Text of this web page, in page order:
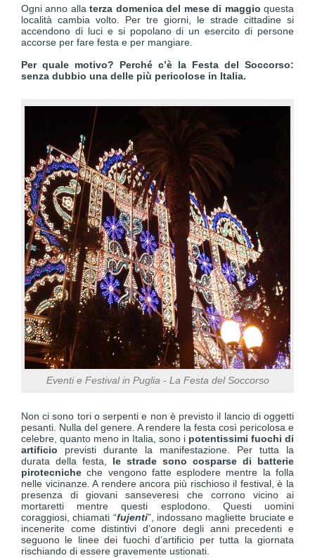
Ogni anno allaterza domenica del mese di maggio questa
località cambia volto. Per tre giorni, le strade cittadine si
accendono di luci e si popolano di un esercito di persone
accorse per fare festa e per mangiare.
Per quale motivo?
Perché c’è la Festa del Soccorso:
senza dubbio una delle più pericolose in Italia.
Eventi e Festival in Puglia - La Festa del Soccorso
Non ci sono tori o serpenti e non è previsto il lancio di oggetti
pesanti. Nulla del genere. A rendere la festa così pericolosa e
celebre, quanto meno in Italia, sono i potentissimi fuochi di
artificio previsti durante la manifestazione. Per tutta la
durata della festa, le strade sono cosparse di batterie
pirotecniche che vengono fatte esplodere mentre la folla
nelle vicinanze. A rendere ancora più rischioso il festival, è la
presenza di giovani sanseveresi che corrono vicino ai
mortaretti mentre questi esplodono. Questi uomini
coraggiosi, chiamati “fujenti”, indossano magliette bruciate e
incenerite come distintivi d’onore degli anni precedenti e
seguono le linee dei fuochi d’artificio per tutta la giornata
rischiando di essere gravemente ustionati.